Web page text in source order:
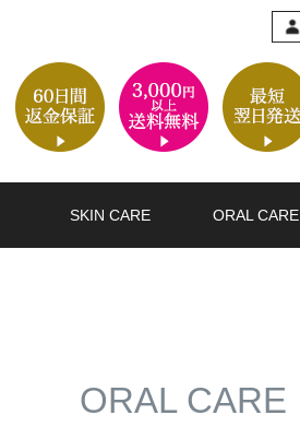
SKIN CARE ORAL CARE
ORAL CARE